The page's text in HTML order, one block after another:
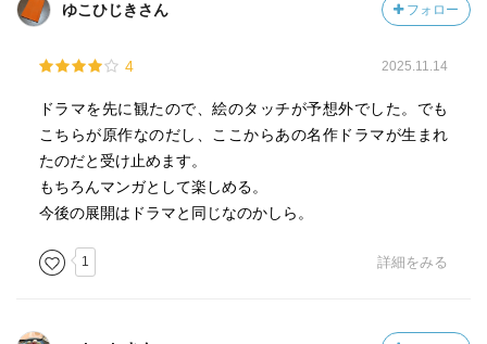
ゆこひじきさん フォロー
4 2025.11.14
ドラマを先に観たので、絵のタッチが予想外でした。でも
こちらが原作なのだし、ここからあの名作ドラマが生まれ
たのだと受け止めます。
もちろんマンガとして楽しめる。
今後の展開はドラマと同じなのかしら。
1 詳細をみる